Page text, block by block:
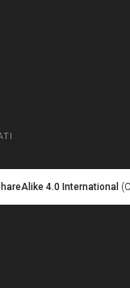
4.0 International